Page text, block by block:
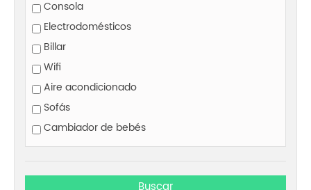
Consola
Electrodomésticos
Billar
Wifi
Aire acondicionado
Sofás
Cambiador de bebés